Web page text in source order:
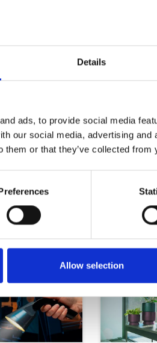
Details
ads, to provide social media
our social media, advertising
them or that they’ve collected
Allow selection